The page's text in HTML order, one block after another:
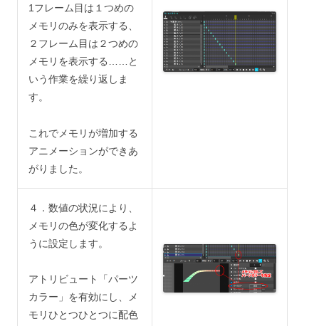
1フレーム目は１つめの
メモリのみを表示する、
２フレーム目は２つめの
メモリを表示する……と
いう作業を繰り返しま
す。
これでメモリが増加する
アニメーションができあ
がりました。
４．数値の状況により、
メモリの色が変化するよ
うに設定します。
アトリビュート「パーツ
カラー」を有効にし、メ
モリひとつひとつに配色